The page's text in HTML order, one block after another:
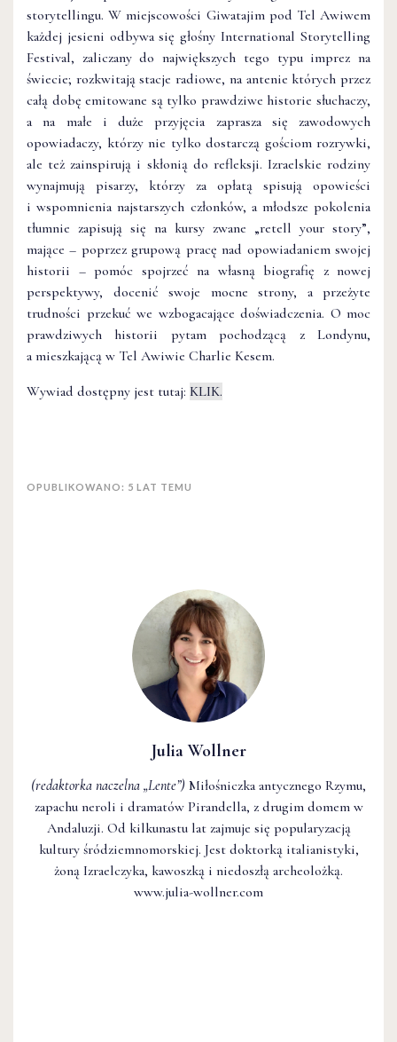
Julia Wollner
(redaktorka naczelna „Lente”) Miłośniczka antycznego Rzymu,
zapachu neroli i dramatów Pirandella, z drugim domem w
Andaluzji. Od kilkunastu lat zajmuje się popularyzacją
kultury śródziemnomorskiej. Jest doktorką italianistyki,
żoną Izraelczyka, kawoszką i niedoszłą archeolożką.
www.julia-wollner.com
storytellingu. W miejscowości Giwatajim pod Tel Awiwem
każdej jesieni odbywa się głośny International Storytelling
Festival, zaliczany do największych tego typu imprez na
świecie; rozkwitają stacje radiowe, na antenie których przez
całą dobę emitowane są tylko prawdziwe historie słuchaczy,
a na małe i duże przyjęcia zaprasza się zawodowych
opowiadaczy, którzy nie tylko dostarczą gościom rozrywki,
ale też zainspirują i skłonią do refleksji. Izraelskie rodziny
wynajmują pisarzy, którzy za opłatą spisują opowieści
i wspomnienia najstarszych członków, a młodsze pokolenia
tłumnie zapisują się na kursy zwane „retell your story”,
mające – poprzez grupową pracę nad opowiadaniem swojej
historii – pomóc spojrzeć na własną biografię z nowej
perspektywy, docenić swoje mocne strony, a przeżyte
trudności przekuć we wzbogacające doświadczenia. O moc
prawdziwych historii pytam pochodzącą z Londynu,
a mieszkającą w Tel Awiwie Charlie Kesem.
Wywiad dostępny jest tutaj: KLIK.
OPUBLIKOWANO: 5 LAT TEMU